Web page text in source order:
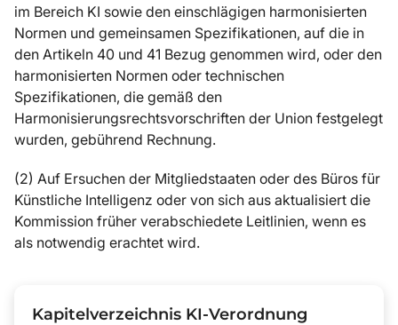
im Bereich KI sowie den einschlägigen harmonisierten
Normen und gemeinsamen Spezifikationen, auf die in
den Artikeln 40 und 41 Bezug genommen wird, oder den
harmonisierten Normen oder technischen
Spezifikationen, die gemäß den
Harmonisierungsrechtsvorschriften der Union festgelegt
wurden, gebührend Rechnung.
(2) Auf Ersuchen der Mitgliedstaaten oder des Büros für
Künstliche Intelligenz oder von sich aus aktualisiert die
Kommission früher verabschiedete Leitlinien, wenn es
als notwendig erachtet wird.
Kapitelverzeichnis KI-Verordnung